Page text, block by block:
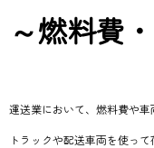
～燃料費
運送業において、燃料費や車
トラックや配送車両を使っ